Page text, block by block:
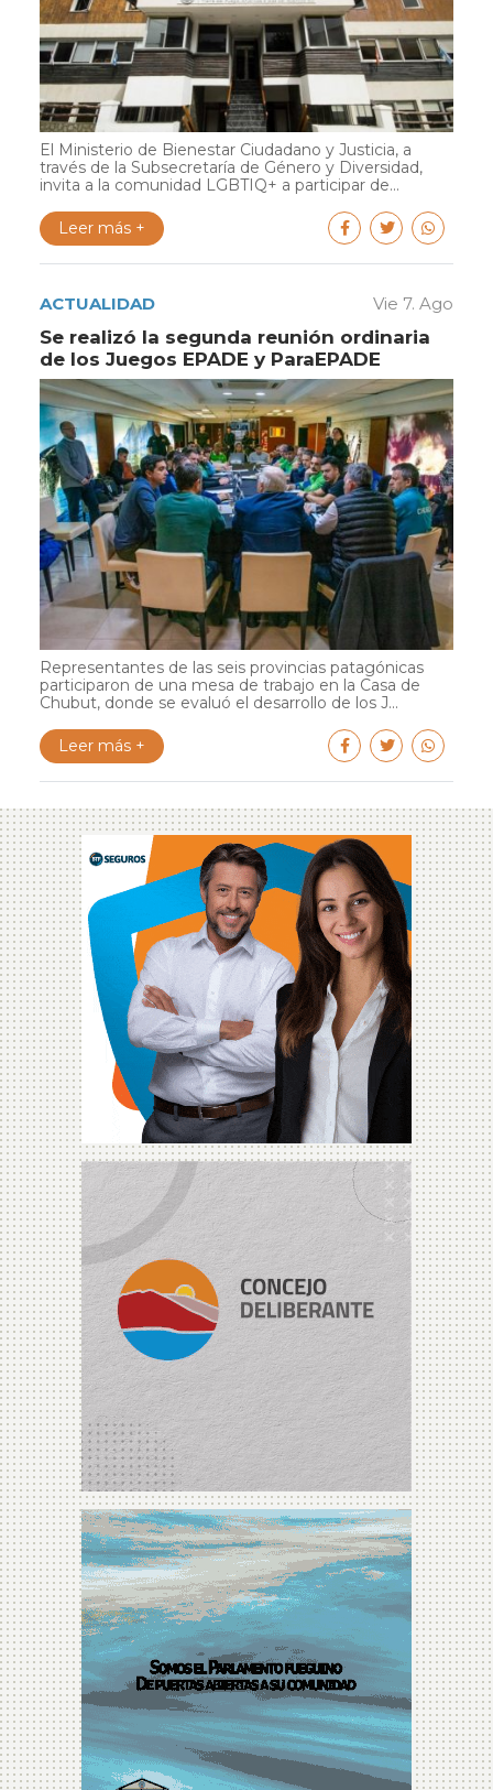
El Ministerio de Bienestar Ciudadano y Justicia, a
través de la Subsecretaría de Género y Diversidad,
invita a la comunidad LGBTIQ+ a participar de...
Leer más +
ACTUALIDAD Vie 7. Ago
Se realizó la segunda reunión ordinaria
de los Juegos EPADE y ParaEPADE
Representantes de las seis provincias patagónicas
participaron de una mesa de trabajo en la Casa de
Chubut, donde se evaluó el desarrollo de los J...
Leer más +